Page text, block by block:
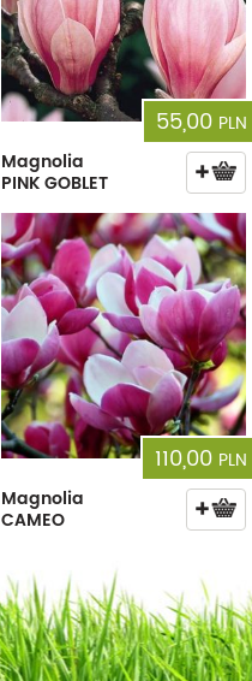
55,00 PLN
Magnolia
PINK GOBLET
110,00 PLN
Magnolia
CAMEO